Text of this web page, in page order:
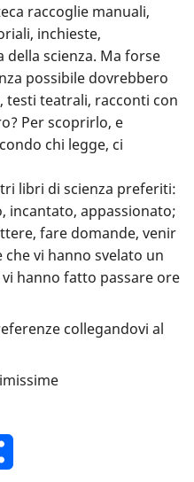
raccoglie manuali,
inchieste,
scienza. Ma forse
possibile dovrebbero
testi teatrali, racconti con
Per scoprirlo, e
chi legge, ci
libri di scienza preferiti:
incantato, appassionato;
fare domande, venir
vi hanno svelato un
hanno fatto passare ore
collegandovi al